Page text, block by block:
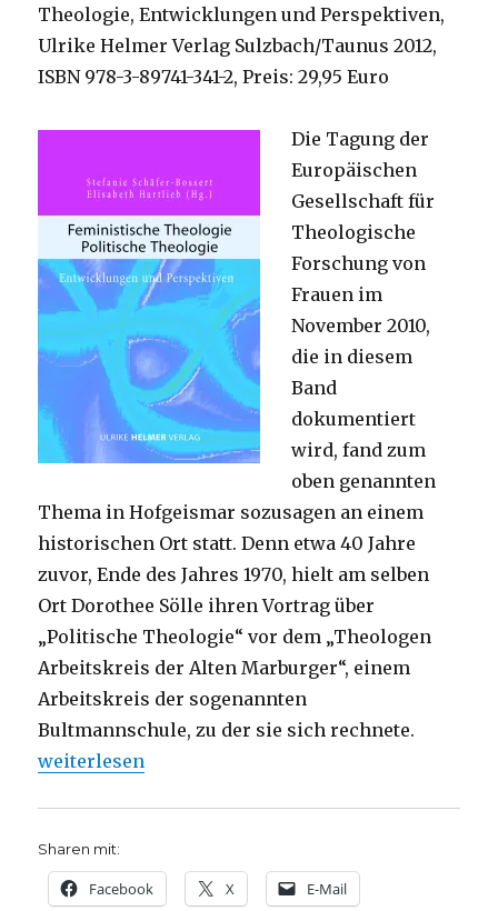
Theologie, Entwicklungen und Perspektiven,
Ulrike Helmer Verlag Sulzbach/Taunus 2012,
ISBN 978-3-89741-341-2, Preis: 29,95 Euro
Die Tagung der
Europäischen
Gesellschaft für
Theologische
Forschung von
Frauen im
November 2010,
die in diesem
Band
dokumentiert
wird, fand zum
oben genannten
Thema in Hofgeismar sozusagen an einem
historischen Ort statt. Denn etwa 40 Jahre
zuvor, Ende des Jahres 1970, hielt am selben
Ort Dorothee Sölle ihren Vortrag über
„Politische Theologie“ vor dem „Theologen
Arbeitskreis der Alten Marburger“, einem
Arbeitskreis der sogenannten
Bultmannschule, zu der sie sich rechnete.
„Die feministische Theologie ist politisch,
weiterlesen
Sharen mit:
Facebook X E-Mail